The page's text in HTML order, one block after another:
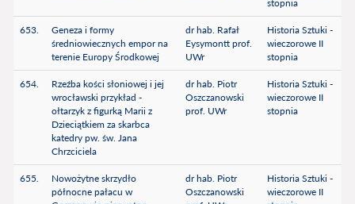
stopnia
653.
Geneza i formy
średniowiecznych empor na
terenie Europy Środkowej
dr hab. Rafał
Eysymontt prof.
UWr
Historia Sztuki -
wieczorowe II
stopnia
654.
Rzeźba kości słoniowej i jej
wrocławski przykład -
ołtarzyk z figurką Marii z
Dzieciątkiem za skarbca
katedry pw. św. Jana
Chrzciciela
dr hab. Piotr
Oszczanowski
prof. UWr
Historia Sztuki -
wieczorowe II
stopnia
655.
Nowożytne skrzydło
północne pałacu w
dr hab. Piotr
Oszczanowski
Historia Sztuki -
wieczorowe II